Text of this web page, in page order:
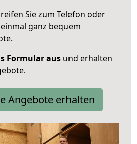
Sie zum Telefon oder
ganz bequem
Formular aus und erhalten
Angebote erhalten